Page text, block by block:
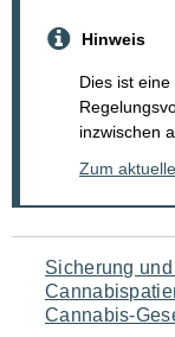
Hinweis
Dies ist
inzwischen
Zum
für
Sicherung
Cannabis-